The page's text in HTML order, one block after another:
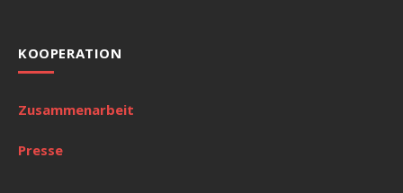
KOOPERATION
Zusammenarbeit
Presse